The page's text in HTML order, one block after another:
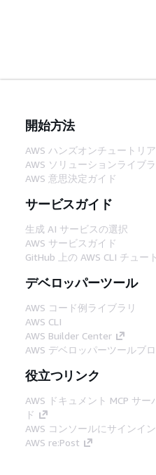
開始方法
AWS ハンズオンチュートリ
AWS ソリューションライブラ
AWS 意思決定ガイド
サービスガイド
生成 AI サービスの選択
AWS サービスガイド
GitHub 上の AWS CLI チュー
デベロッパーツール
AWS コード例ライブラリ
AWS CLI
AWS Builder Center
AWS デベロッパーツールブ
役立つリンク
AWS ドキュメント MCP サ
ド
AWS コンソールにサインイン
AWS re:Post